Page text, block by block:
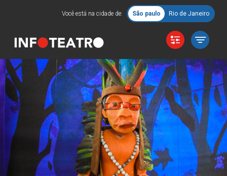
Você está na cidade de: São paulo Rio de Janeiro